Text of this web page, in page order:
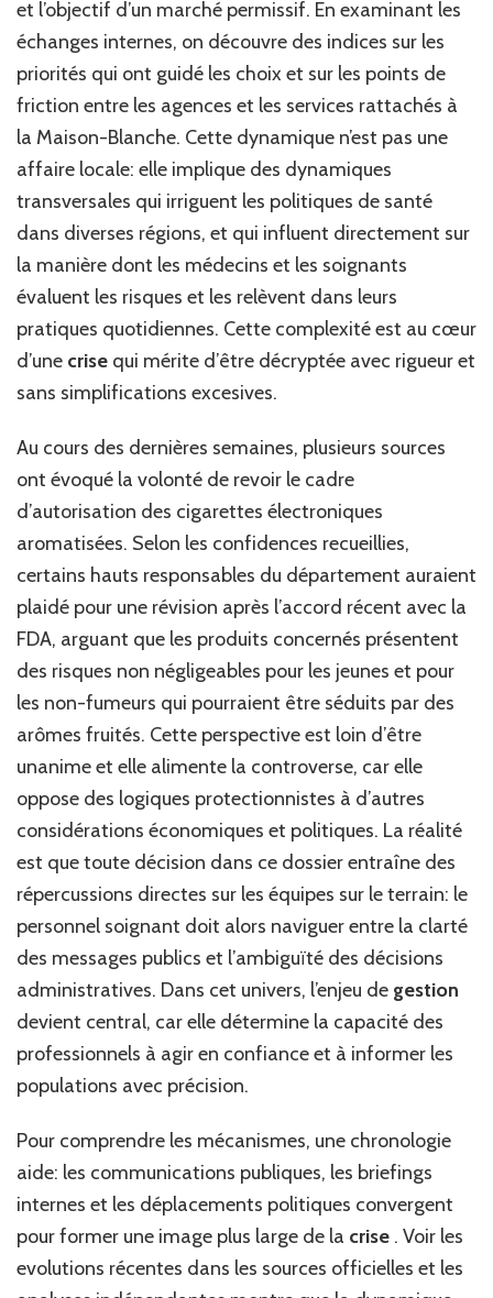
et l’objectif d’un marché permissif. En examinant les
échanges internes, on découvre des indices sur les
priorités qui ont guidé les choix et sur les points de
friction entre les agences et les services rattachés à
la Maison-Blanche. Cette dynamique n’est pas une
affaire locale: elle implique des dynamiques
transversales qui irriguent les politiques de santé
dans diverses régions, et qui influent directement sur
la manière dont les médecins et les soignants
évaluent les risques et les relèvent dans leurs
pratiques quotidiennes. Cette complexité est au cœur
d’une crise qui mérite d’être décryptée avec rigueur et
sans simplifications excesives.
Au cours des dernières semaines, plusieurs sources
ont évoqué la volonté de revoir le cadre
d’autorisation des cigarettes électroniques
aromatisées. Selon les confidences recueillies,
certains hauts responsables du département auraient
plaidé pour une révision après l’accord récent avec la
FDA, arguant que les produits concernés présentent
des risques non négligeables pour les jeunes et pour
les non-fumeurs qui pourraient être séduits par des
arômes fruités. Cette perspective est loin d’être
unanime et elle alimente la controverse, car elle
oppose des logiques protectionnistes à d’autres
considérations économiques et politiques. La réalité
est que toute décision dans ce dossier entraîne des
répercussions directes sur les équipes sur le terrain: le
personnel soignant doit alors naviguer entre la clarté
des messages publics et l’ambiguïté des décisions
administratives. Dans cet univers, l’enjeu de gestion
devient central, car elle détermine la capacité des
professionnels à agir en confiance et à informer les
populations avec précision.
Pour comprendre les mécanismes, une chronologie
aide: les communications publiques, les briefings
internes et les déplacements politiques convergent
pour former une image plus large de la crise . Voir les
evolutions récentes dans les sources officielles et les